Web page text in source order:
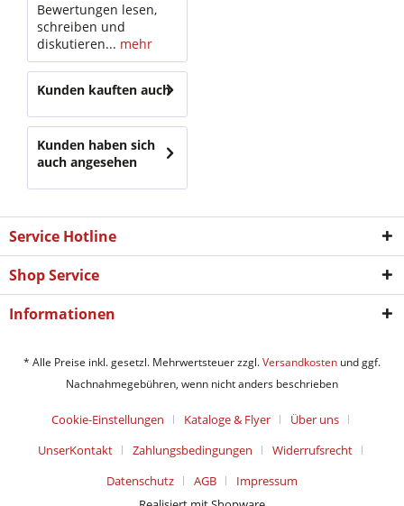
Bewertungen lesen,
schreiben und
diskutieren... mehr
Kunden kauften auch
Kunden haben sich
auch angesehen
Service Hotline
Shop Service
Informationen
* Alle Preise inkl. gesetzl. Mehrwertsteuer zzgl.Versandkosten und ggf.
Nachnahmegebühren, wenn nicht anders beschrieben
Cookie-Einstellungen Kataloge & Flyer
Über uns
UnserKontakt
Zahlungsbedingungen
Widerrufsrecht
Datenschutz
AGB
Impressum